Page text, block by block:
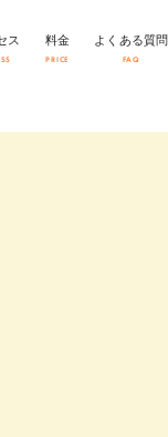
ス 料金
PRICE
よくある質問
FAQ